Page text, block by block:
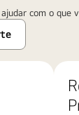
com o que